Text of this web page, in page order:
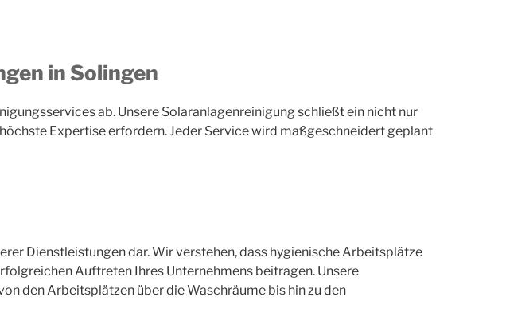
in Solingen
ab. Unsere Solaranlagenreinigung schließt ein nicht nur
Expertise erfordern. Jeder Service wird maßgeschneidert geplant
Dienstleistungen dar. Wir verstehen, dass hygienische Arbeitsplätze
Auftreten Ihres Unternehmens beitragen. Unsere
den Arbeitsplätzen über die Waschräume bis hin zu den